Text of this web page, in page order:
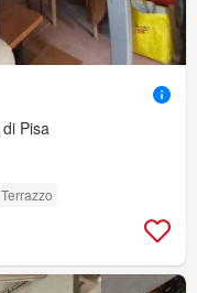
Pisa
Terrazzo